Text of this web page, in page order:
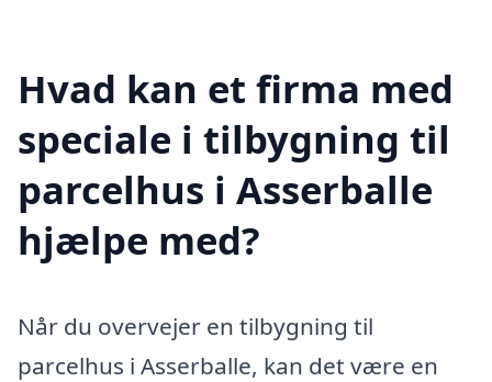
Hvad kan et firma med
speciale i tilbygning til
parcelhus i Asserballe
hjælpe med?
Når du overvejer en tilbygning til
parcelhus i Asserballe, kan det være en